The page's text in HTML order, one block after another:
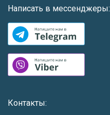
Написать в мессенджеры:
Контакты: